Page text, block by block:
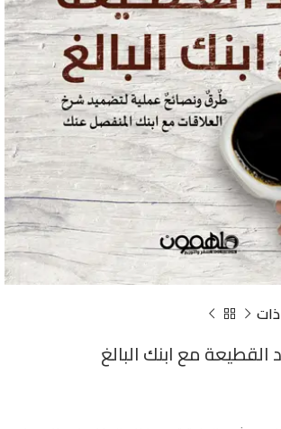
القطيعة مع ابنك البالغ